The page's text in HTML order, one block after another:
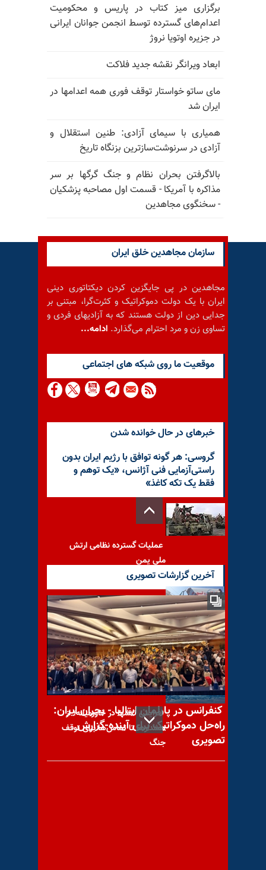
برگزاری میز کتاب در پاریس و محکومیت
اعدام‌های گسترده توسط انجمن جوانان ایرانی
در جزیره اوتویا نروژ
ابعاد ویرانگر نقشه جدید فلاکت
مای ساتو خواستار توقف فوری همه اعدامها در
ایران شد
همیاری با سیمای آزادی: طنین استقلال و
آزادی در سرنوشت‌سازترین بزنگاه تاریخ
بالا‌گرفتن بحران نظام و جنگ گرگها بر سر
مذاکره با آمریکا - قسمت اول مصاحبه پزشکیان
- سخنگوی مجاهدین
سازمان مجاهدین خلق ایران
مجاهدین در پی جایگزین کردن دیکتاتوری دینی
ایران با یک دولت دموکراتیک و کثرت‌گرا، مبتنی بر
جدایی دین از دولت هستند که به آزادیهای فردی و
تساوی زن و مرد احترام می‌گذارد. ادامه...
موقعيت ما روى شبكه هاى اجتماعى
خبرهای در حال خوانده شدن
گروسی: هر گونه توافق با رژیم ایران بدون
راستی‌آزمایی فنی آژانس، «یک توهم و
فقط یک تکه کاغذ»
عملیات گسترده نظامی ارتش
ملی یمن
اعتراف به رشد ۱۰۰۰درصدی تورم
در هفت سال گذشته
افزایش تنشها در خاورمیانه؛ از
هشدارها تا تماس‌ها برای توقف
جنگ
آخرین گزارشات تصویری
کنفرانس در پارلمان ایتالیا - بحران ایران:
راه‌حل دموکراتیک برای آینده-گزارش
تصویری